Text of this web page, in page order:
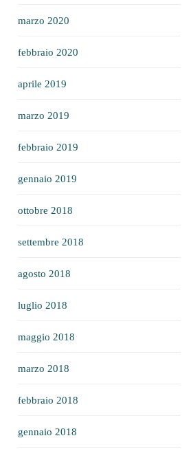
marzo 2020
febbraio 2020
aprile 2019
marzo 2019
febbraio 2019
gennaio 2019
ottobre 2018
settembre 2018
agosto 2018
luglio 2018
maggio 2018
marzo 2018
febbraio 2018
gennaio 2018